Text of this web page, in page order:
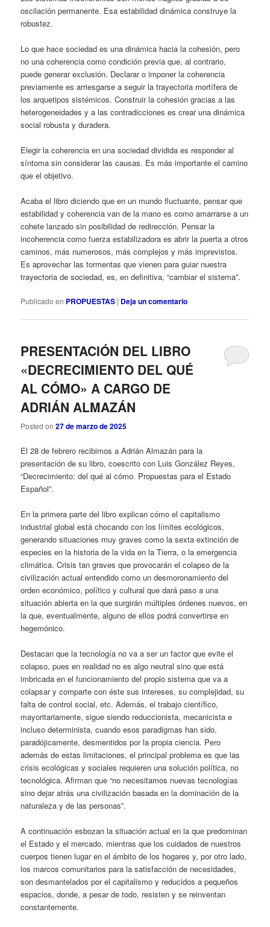
oscilación permanente. Esa estabilidad dinámica construye la
robustez.
Lo que hace sociedad es una dinámica hacia la cohesión, pero
no una coherencia como condición previa que, al contrario,
puede generar exclusión. Declarar o imponer la coherencia
previamente es arriesgarse a seguir la trayectoria mortífera de
los arquetipos sistémicos. Construir la cohesión gracias a las
heterogeneidades y a las contradicciones es crear una dinámica
social robusta y duradera.
Elegir la coherencia en una sociedad dividida es responder al
síntoma sin considerar las causas. Es más importante el camino
que el objetivo.
Acaba el libro diciendo que en un mundo fluctuante, pensar que
estabilidad y coherencia van de la mano es como amarrarse a un
cohete lanzado sin posibilidad de redirección. Pensar la
incoherencia como fuerza estabilizadora es abrir la puerta a otros
caminos, más numerosos, más complejos y más imprevistos.
Es aprovechar las tormentas que vienen para guiar nuestra
trayectoria de sociedad, es, en definitiva, “cambiar el sistema”.
Publicado en PROPUESTAS | Deja un comentario
PRESENTACIÓN DEL LIBRO
«DECRECIMIENTO DEL QUÉ
AL CÓMO» A CARGO DE
ADRIÁN ALMAZÁN
Posted on27 de marzo de 2025
El 28 de febrero recibimos a Adrián Almazán para la
presentación de su libro, coescrito con Luis González Reyes,
“Decrecimiento: del qué al cómo. Propuestas para el Estado
Español”.
En la primera parte del libro explican cómo el capitalismo
industrial global está chocando con los límites ecológicos,
generando situaciones muy graves como la sexta extinción de
especies en la historia de la vida en la Tierra, o la emergencia
climática. Crisis tan graves que provocarán el colapso de la
civilización actual entendido como un desmoronamiento del
orden económico, político y cultural que dará paso a una
situación abierta en la que surgirán múltiples órdenes nuevos, en
la que, eventualmente, alguno de ellos podrá convertirse en
hegemónico.
Destacan que la tecnología no va a ser un factor que evite el
colapso, pues en realidad no es algo neutral sino que está
imbricada en el funcionamiento del propio sistema que va a
colapsar y comparte con éste sus intereses, su complejidad, su
falta de control social, etc. Además, el trabajo científico,
mayoritariamente, sigue siendo reduccionista, mecanicista e
incluso determinista, cuando esos paradigmas han sido,
paradójicamente, desmentidos por la propia ciencia. Pero
además de estas limitaciones, el principal problema es que las
crisis ecológicas y sociales requieren una solución política, no
tecnológica. Afirman que “no necesitamos nuevas tecnologías
sino dejar atrás una civilización basada en la dominación de la
naturaleza y de las personas”.
A continuación esbozan la situación actual en la que predominan
el Estado y el mercado, mientras que los cuidados de nuestros
cuerpos tienen lugar en el ámbito de los hogares y, por otro lado,
los marcos comunitarios para la satisfacción de necesidades,
son desmantelados por el capitalismo y reducidos a pequeños
espacios, donde, a pesar de todo, resisten y se reinventan
constantemente.